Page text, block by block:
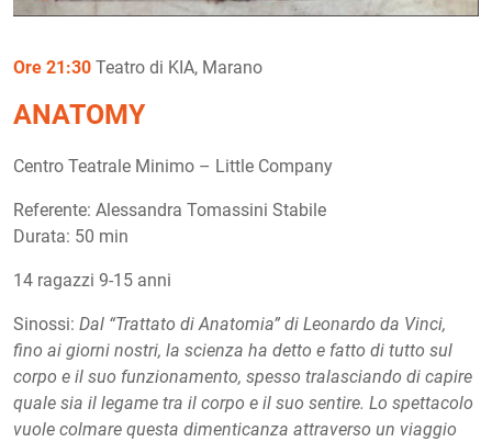
Ore 21:30 Teatro di KIA, Marano
ANATOMY
Centro Teatrale Minimo – Little Company
Referente: Alessandra Tomassini Stabile
Durata: 50 min
14 ragazzi 9-15 anni
Sinossi: Dal “Trattato di Anatomia” di Leonardo da Vinci,
fino ai giorni nostri, la scienza ha detto e fatto di tutto sul
corpo e il suo funzionamento, spesso tralasciando di capire
quale sia il legame tra il corpo e il suo sentire. Lo spettacolo
vuole colmare questa dimenticanza attraverso un viaggio